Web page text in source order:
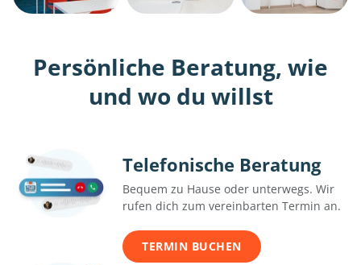
Persönliche Beratung, wie
und wo du willst
Telefonische Beratung
Bequem zu Hause oder unterwegs. Wir
rufen dich zum vereinbarten Termin an.
TERMIN BUCHEN